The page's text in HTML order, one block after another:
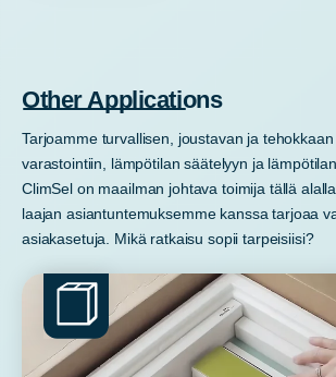
Other Applications
Tarjoamme turvallisen, joustavan ja
varastointiin, lämpötilan säätelyyn ja
ClimSel on maailman johtava toimija tällä
laajan asiantuntemuksemme kanssa tarjoaa
asiakasetuja. Mikä ratkaisu sopii tarpeisiisi?